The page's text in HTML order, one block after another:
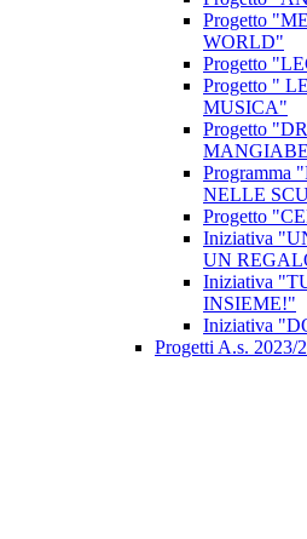
Progetto
WORLD"
Progetto
Progetto "
MUSICA"
Progetto
Programma
NELLE
Progetto
Iniziativa
UN
Iniziativa
INSIEME!"
Iniziativa
Progetti A.s. 2023/